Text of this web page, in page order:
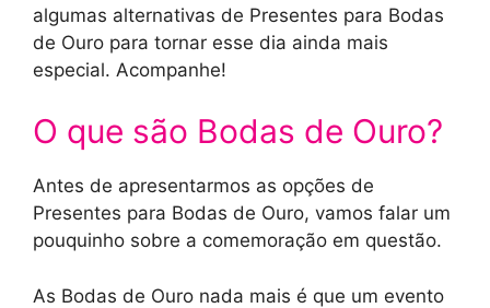
algumas alternativas de Presentes para Bodas
de Ouro para tornar esse dia ainda mais
especial. Acompanhe!
O que são Bodas de Ouro?
Antes de apresentarmos as opções de
Presentes para Bodas de Ouro, vamos falar um
pouquinho sobre a comemoração em questão.
As Bodas de Ouro nada mais é que um evento